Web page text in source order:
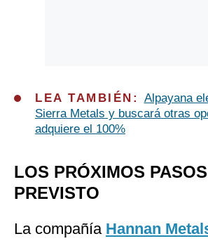
LEA TAMBIÉN: Alpayana
Sierra Metals y buscará otras
adquiere el 100%
LOS PRÓXIMOS
PREVISTO
La compañía Hannan